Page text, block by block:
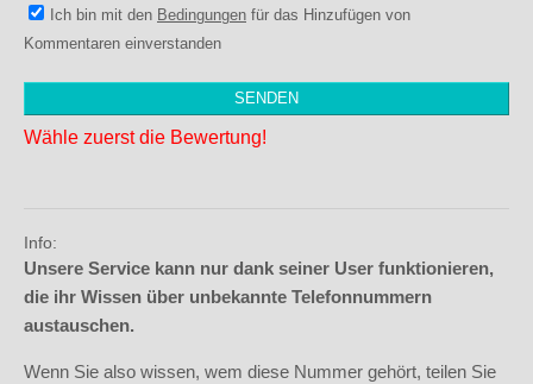
Ich bin mit den Bedingungen für das Hinzufügen von
Kommentaren einverstanden
Wähle zuerst die Bewertung!
Info:
Unsere Service kann nur dank seiner User funktionieren,
die ihr Wissen über unbekannte Telefonnummern
austauschen.
Wenn Sie also wissen, wem diese Nummer gehört, teilen Sie